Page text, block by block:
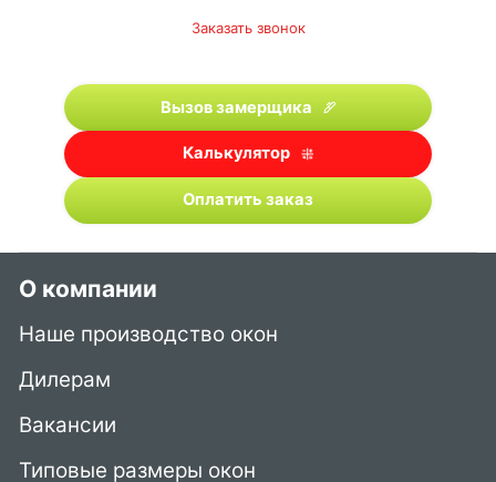
Заказать звонок
Вызов замерщика
Калькулятор
Оплатить заказ
О компании
Наше производство окон
Дилерам
Вакансии
Типовые размеры окон